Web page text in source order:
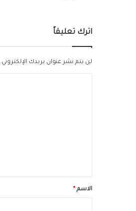
اترك تعليقاً
لن يتم نشر عنوان بريدك الإلكتروني.
*الاسم *